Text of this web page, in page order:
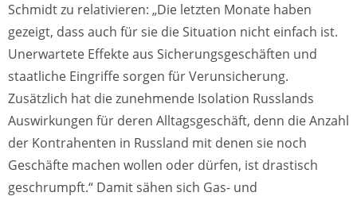
Schmidt zu relativieren: „Die letzten Monate haben
gezeigt, dass auch für sie die Situation nicht einfach ist.
Unerwartete Effekte aus Sicherungsgeschäften und
staatliche Eingriffe sorgen für Verunsicherung.
Zusätzlich hat die zunehmende Isolation Russlands
Auswirkungen für deren Alltagsgeschäft, denn die Anzahl
der Kontrahenten in Russland mit denen sie noch
Geschäfte machen wollen oder dürfen, ist drastisch
geschrumpft.“ Damit sähen sich Gas- und